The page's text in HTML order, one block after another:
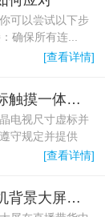
可以尝试以下步
确保所有连...
[查看详情]
谈谈电商直播平台虚标触摸一体机尺寸问题
电视尺寸虚标并
守规定并提供
[查看详情]
直播带货中触摸一体机背景大屏的作用